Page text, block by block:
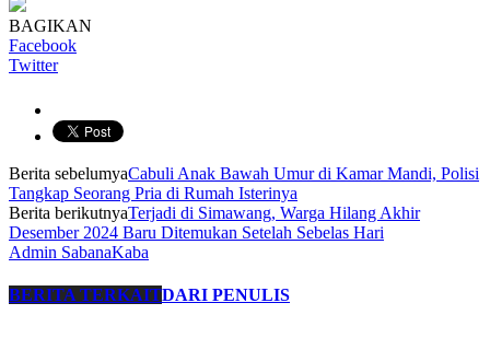
BAGIKAN
Facebook
Twitter
Berita sebelumyaCabuli Anak Bawah Umur di Kamar Mandi, Polisi
Tangkap Seorang Pria di Rumah Isterinya
Berita berikutnyaTerjadi di Simawang, Warga Hilang Akhir
Desember 2024 Baru Ditemukan Setelah Sebelas Hari
Admin SabanaKaba
BERITA TERKAITDARI PENULIS